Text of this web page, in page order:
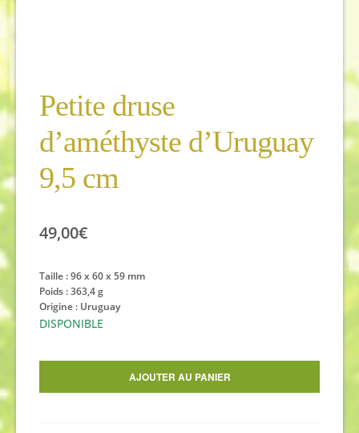
Petite druse
d’améthyste d’Uruguay
9,5 cm
49,00€
Taille : 96 x 60 x 59 mm
Poids : 363,4 g
Origine : Uruguay
DISPONIBLE
AJOUTER AU PANIER